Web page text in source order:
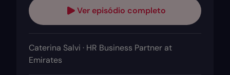
Ver episódio completo
Caterina Salvi · HR Business Partner at
Emirates